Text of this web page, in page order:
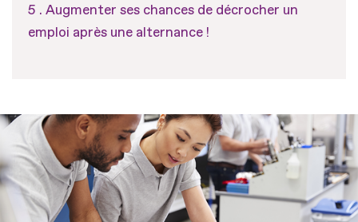
Augmenter ses chances de décrocher un
emploi après une alternance !
Fichier